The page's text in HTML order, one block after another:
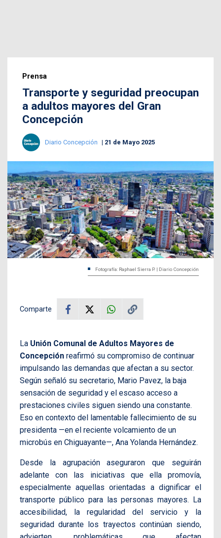
Prensa
Transporte y seguridad preocupan
a adultos mayores del Gran
Concepción
Diario Concepción 21 de Mayo 2025
Fotografía: Raphael Sierra P. | Diario Concepción
Comparte
La Unión Comunal de Adultos Mayores de
Concepción reafirmó su compromiso de continuar
impulsando las demandas que afectan a su sector.
Según señaló su secretario, Mario Pavez, la baja
sensación de seguridad y el escaso acceso a
prestaciones civiles siguen siendo una constante.
Eso en contexto del lamentable fallecimiento de su
presidenta —en el reciente volcamiento de un
microbús en Chiguayante—, Ana Yolanda Hernández.
Desde la agrupación aseguraron que seguirán
adelante con las iniciativas que ella promovía,
especialmente aquellas orientadas a dignificar el
transporte público para las personas mayores. La
accesibilidad, la regularidad del servicio y la
seguridad durante los trayectos continúan siendo,